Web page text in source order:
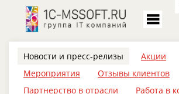
Новости и пресс-релизы
Акции
Мероприятия
Отзывы клиентов
Партнерство в отрасли
Работа в